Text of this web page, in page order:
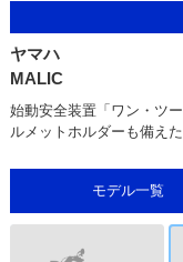
ヤマハ
MALIC
始動安全装置「ワン・ツ
ルメットホルダーも備えた
モデル一覧